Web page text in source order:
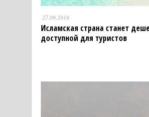
27.09.2018
Исламская страна станет
доступной для туристов